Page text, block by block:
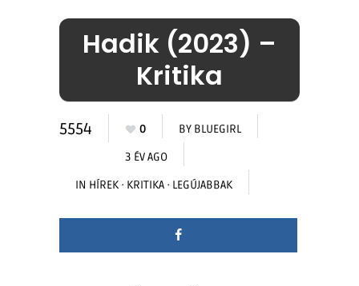
Hadik (2023) –
Kritika
5554 0 BY BLUEGIRL
3 ÉV AGO
IN HÍREK · KRITIKA · LEGÚJABBAK